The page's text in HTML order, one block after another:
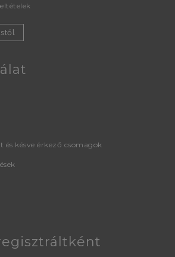
és késve érkező csomagok